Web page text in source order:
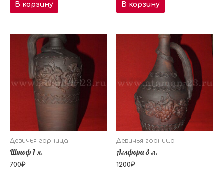
В корзину В корзину
Девичья горница
Штоф 1 л.
700₽
Девичья горница
Амфора 3 л.
1200₽